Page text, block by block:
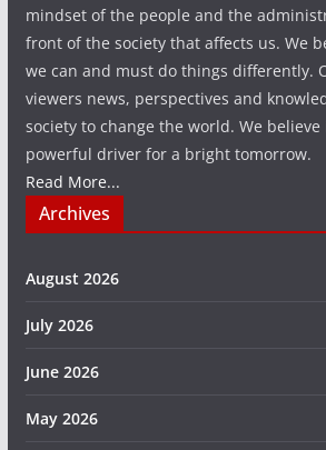
mindset of the people and the
front of the society that affects us. We
we can and must do things differently.
viewers news, perspectives and
society to change the world. We
powerful driver for a bright tomorrow.
Read More...
Archives
August 2026
July 2026
June 2026
May 2026